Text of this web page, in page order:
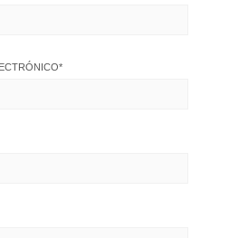
*